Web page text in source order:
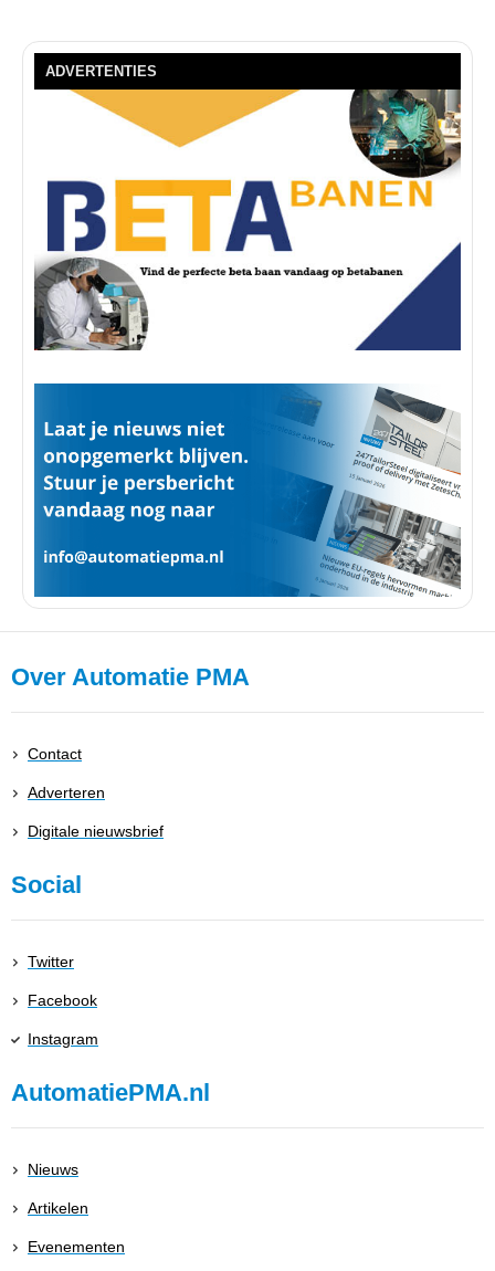
ADVERTENTIES
Over Automatie PMA
Contact
Adverteren
Digitale nieuwsbrief
Social
Twitter
Facebook
Instagram
AutomatiePMA.nl
Nieuws
Artikelen
Evenementen